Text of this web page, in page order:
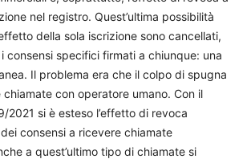
nel registro. Quest’ultima possibilità
della sola iscrizione sono cancellati,
consensi specifici firmati a chiunque: una
Il problema era che il colpo di spugna
con operatore umano. Con il
2021 si è esteso l’effetto di revoca
consensi a ricevere chiamate
a quest’ultimo tipo di chiamate si